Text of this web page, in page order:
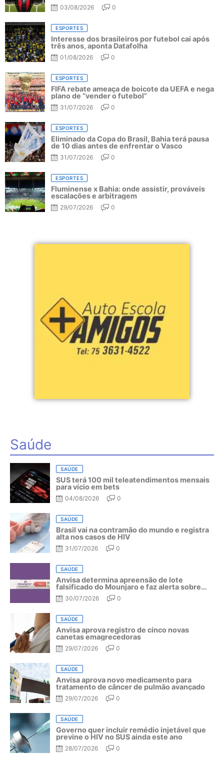
03/08/2026 0
ESPORTES
Interesse dos brasileiros por futebol cai após
três anos, aponta Datafolha
01/08/2026 0
ESPORTES
FIFA rebate ameaça de boicote da UEFA e nega
plano de “vender o futebol”
31/07/2026 0
ESPORTES
Eliminado da Copa do Brasil, Bahia terá pausa
de 10 dias antes de enfrentar o Vasco
31/07/2026 0
ESPORTES
Fluminense x Bahia: onde assistir, prováveis
escalações e arbitragem
29/07/2026 0
Saúde
SAÚDE
SUS terá 100 mil teleatendimentos mensais
para vício em bets
04/08/2026 0
SAÚDE
Brasil vai na contramão do mundo e registra
alta nos casos de HIV
31/07/2026 0
SAÚDE
Anvisa determina apreensão de lote
falsificado do Mounjaro e faz alerta sobre
riscos do medicamento
30/07/2026 0
SAÚDE
Anvisa aprova registro de cinco novas
canetas emagrecedoras
29/07/2026 0
SAÚDE
Anvisa aprova novo medicamento para
tratamento de câncer de pulmão avançado
29/07/2026 0
SAÚDE
Governo quer incluir remédio injetável que
previne o HIV no SUS ainda este ano
28/07/2026 0